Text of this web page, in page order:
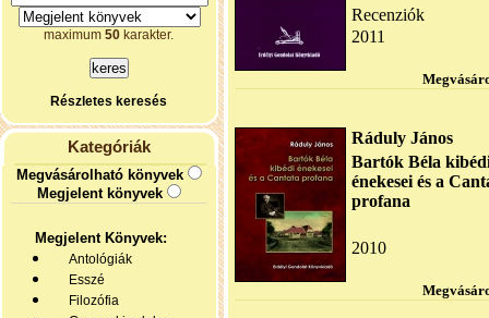
maximum50 karakter.
Részletes keresés
Kategóriák
Megvásárolható könyvek
Megjelent könyvek
Megjelent Könyvek:
Antológiák
Esszé
Filozófia
Recenziók
2011
Ráduly János
Bartók Béla
énekesei és a
profana
2010